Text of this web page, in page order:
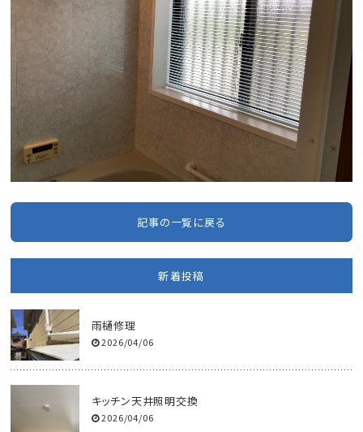
記事の一覧に戻る
新着投稿
雨樋修理
2026/04/06
キッチン天井照明交換
2026/04/06